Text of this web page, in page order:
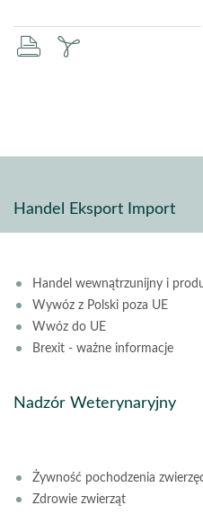
drukujzapisz
Handel Eksport Import
Handel wewnątrzunijny i
Wywóz z Polski poza UE
Wwóz do UE
Brexit - ważne informacje
Nadzór Weterynaryjny
Żywność pochodzenia
Zdrowie zwierząt